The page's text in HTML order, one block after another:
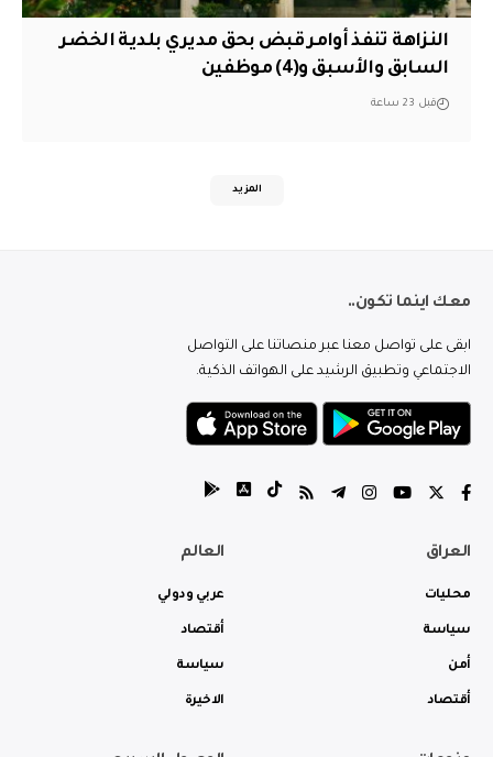
النزاهة تنفذ أوامر قبض بحق مديري بلدية الخضر
السابق والأسبق و(4) موظفين
قبل 23 ساعة
المزيد
معك اينما تكون..
ابقى على تواصل معنا عبر منصاتنا على التواصل
الاجتماعي وتطبيق الرشيد على الهواتف الذكية.
العراق
محليات
سياسة
أمن
أقتصاد
العالم
عربي ودولي
أقتصاد
سياسة
الاخيرة